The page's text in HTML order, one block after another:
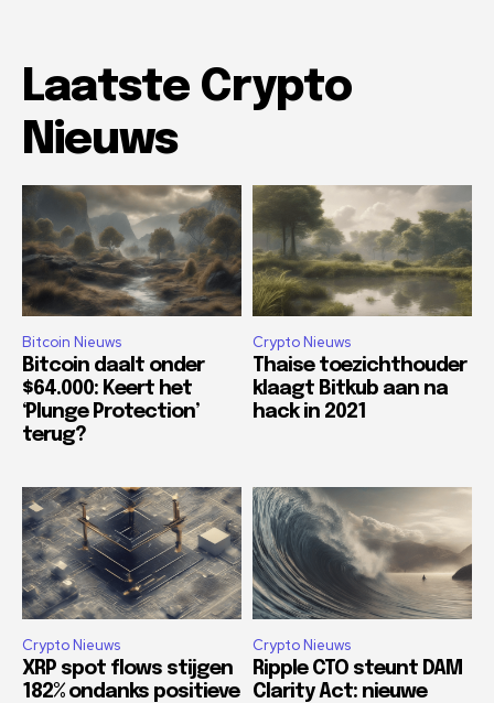
Laatste Crypto
Nieuws
Bitcoin Nieuws
Bitcoin daalt onder
$64.000: Keert het
‘Plunge Protection’
terug?
Crypto Nieuws
Thaise toezichthouder
klaagt Bitkub aan na
hack in 2021
Crypto Nieuws
XRP spot flows stijgen
182% ondanks positieve
Crypto Nieuws
Ripple CTO steunt DAM
Clarity Act: nieuwe